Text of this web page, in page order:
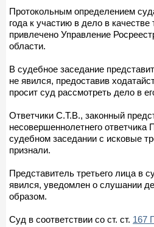
Протокольным определением
года к участию в дело в качестве
привлечено Управление
области.
В судебное заседание
не явился, предоставив
просит суд рассмотреть дело в
Ответчики С.Т.В., законный
несовершеннолетнего
судебном заседании с исковые
признали.
Представитель третьего лица в
явился, уведомлен о слушании
образом.
Суд в соответствии со ст. ст. 167